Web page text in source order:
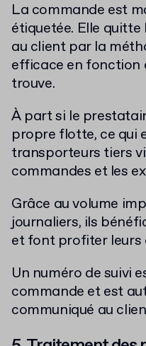
La commande est
étiquetée. Elle
au client par la
efficace en fonction
trouve.
À part si le
propre flotte, ce qui
transporteurs tiers
commandes et les
Grâce au volume
journaliers, ils
et font profiter leurs
Un numéro de suivi
commande et est
communiqué au